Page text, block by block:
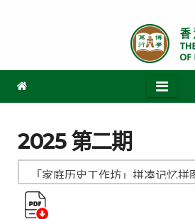
2025 第二期